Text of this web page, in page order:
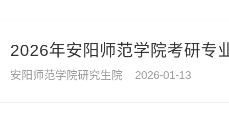
2026年安阳师范学院考研专
安阳师范学院研究生院 2026-01-13